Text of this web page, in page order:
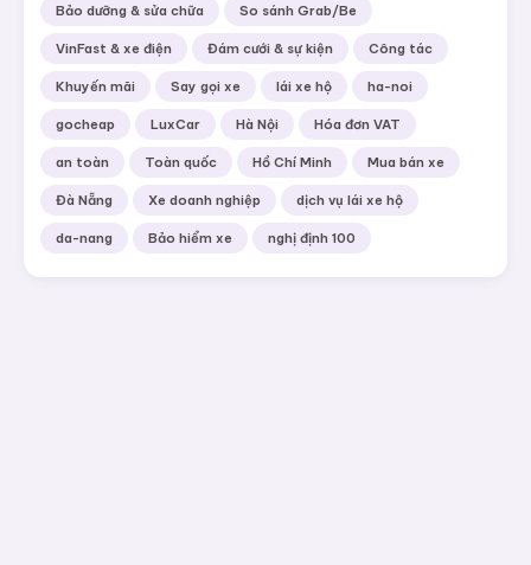
Bảo dưỡng & sửa chữa So sánh Grab/Be
VinFast & xe điện Đám cưới & sự kiện Công tác
Khuyến mãi Say gọi xe lái xe hộ ha-noi
gocheap LuxCar Hà Nội Hóa đơn VAT
an toàn Toàn quốc Hồ Chí Minh Mua bán xe
Đà Nẵng Xe doanh nghiệp dịch vụ lái xe hộ
da-nang Bảo hiểm xe nghị định 100